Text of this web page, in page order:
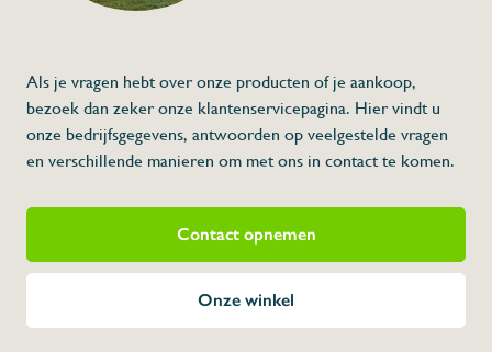
Als je vragen hebt over onze producten of je aankoop,
bezoek dan zeker onze klantenservicepagina. Hier vindt u
onze bedrijfsgegevens, antwoorden op veelgestelde vragen
en verschillende manieren om met ons in contact te komen.
Contact opnemen
Onze winkel